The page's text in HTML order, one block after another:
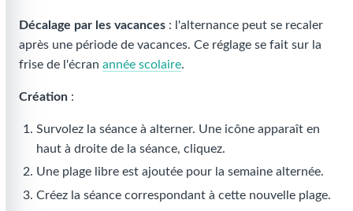
Décalage par les vacances : l'alternance peut se recaler
après une période de vacances. Ce réglage se fait sur la
frise de l'écran année scolaire.
Création :
Survolez la séance à alterner. Une icôneapparaît en
haut à droite de la séance, cliquez.
Une plage libre est ajoutée pour la semaine alternée.
Créez la séance correspondant à cette nouvelle plage.